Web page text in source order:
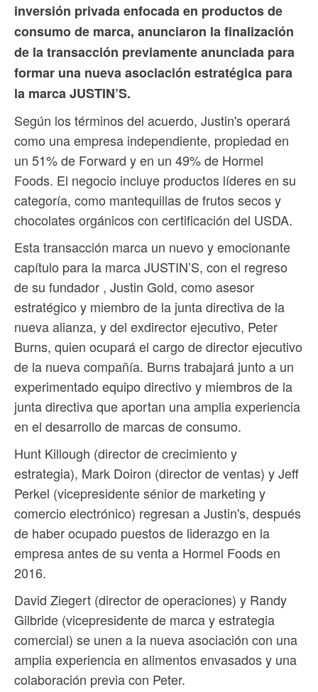
inversión privada enfocada en productos de
consumo de marca, anunciaron la finalización
de la transacción previamente anunciada para
formar una nueva asociación estratégica para
la marca JUSTIN’S.
Según los términos del acuerdo, Justin's operará
como una empresa independiente, propiedad en
un 51% de Forward y en un 49% de Hormel
Foods. El negocio incluye productos líderes en su
categoría, como mantequillas de frutos secos y
chocolates orgánicos con certificación del USDA.
Esta transacción marca un nuevo y emocionante
capítulo para la marca JUSTIN’S, con el regreso
de su fundador , Justin Gold, como asesor
estratégico y miembro de la junta directiva de la
nueva alianza, y del exdirector ejecutivo, Peter
Burns, quien ocupará el cargo de director ejecutivo
de la nueva compañía. Burns trabajará junto a un
experimentado equipo directivo y miembros de la
junta directiva que aportan una amplia experiencia
en el desarrollo de marcas de consumo.
Hunt Killough (director de crecimiento y
estrategia), Mark Doiron (director de ventas) y Jeff
Perkel (vicepresidente sénior de marketing y
comercio electrónico) regresan a Justin's, después
de haber ocupado puestos de liderazgo en la
empresa antes de su venta a Hormel Foods en
2016.
David Ziegert (director de operaciones) y Randy
Gilbride (vicepresidente de marca y estrategia
comercial) se unen a la nueva asociación con una
amplia experiencia en alimentos envasados y una
colaboración previa con Peter.